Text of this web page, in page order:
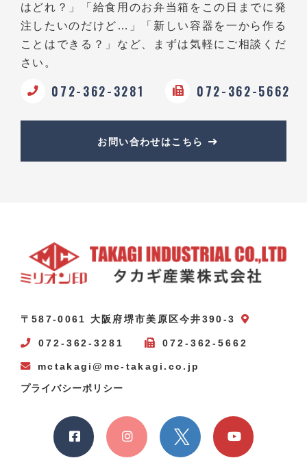
はどれ？」
「給食用のお弁当箱をこの日までに発
注したいのだけど…」
「新しい容器を一から作る
ことはできる？」など、
まずは気軽にご相談くだ
さい。
072-362-3281 072-362-5662
お問い合わせはこちら
〒587-0061 大阪府堺市美原区今井390-3
072-362-3281 072-362-5662
mctakagi@mc-takagi.co.jp
プライバシーポリシー